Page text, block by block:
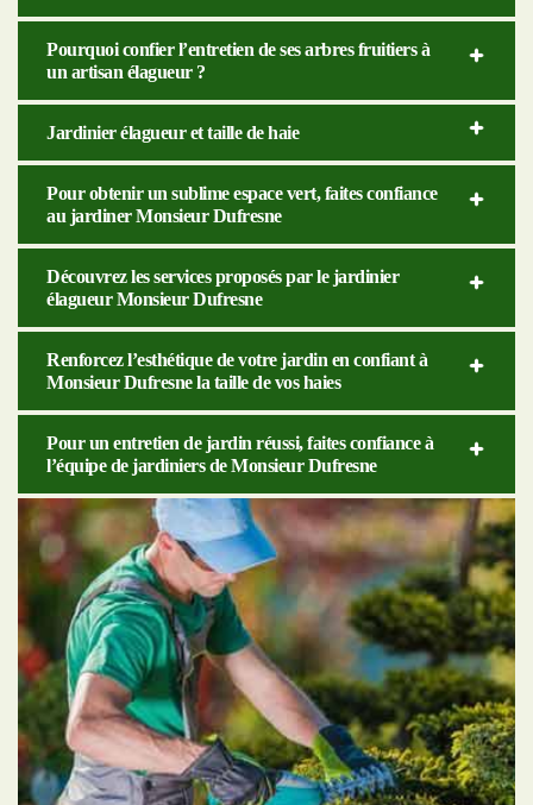
Pourquoi confier l’entretien de ses arbres fruitiers à
un artisan élagueur ?
Jardinier élagueur et taille de haie
Pour obtenir un sublime espace vert, faites confiance
au jardiner Monsieur Dufresne
Découvrez les services proposés par le jardinier
élagueur Monsieur Dufresne
Renforcez l’esthétique de votre jardin en confiant à
Monsieur Dufresne la taille de vos haies
Pour un entretien de jardin réussi, faites confiance à
l’équipe de jardiniers de Monsieur Dufresne